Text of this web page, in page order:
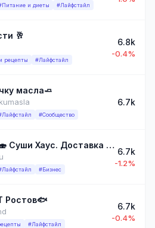
и диеты #Лайфстайл
🥂
рецепты #Лайфстайл
6.8k
-0.4%
масла🧈
#Сообщество
6.7k
Sushi house 🍣 Суши Хаус. Доставка роллов в Улан-Удэ
#Бизнес
6.7k
-1.2%
#Лайфстайл
6.7k
-0.4%